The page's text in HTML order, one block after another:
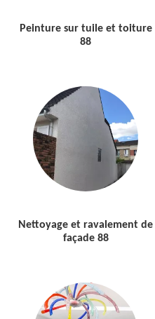
Peinture sur tuile et toiture
88
Nettoyage et ravalement de
façade 88